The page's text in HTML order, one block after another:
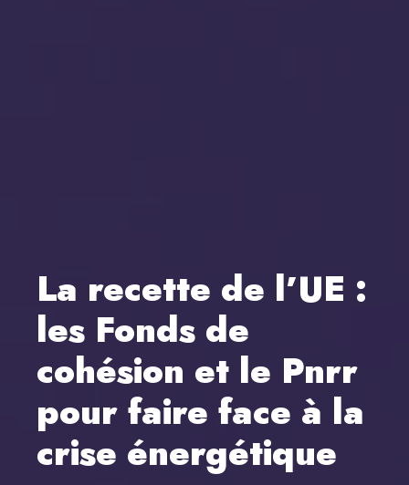
La recette de l’UE :
les Fonds de
cohésion et le Pnrr
pour faire face à la
crise énergétique